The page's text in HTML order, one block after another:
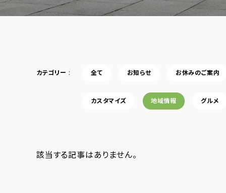
カテゴリー 全て お知らせ お休みのご案内
カスタマイズ 地域情報 グルメ
該当する記事はありません。